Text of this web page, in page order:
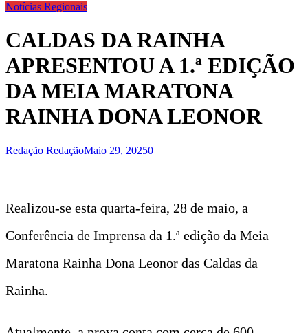
Notícias Regionais
CALDAS DA RAINHA
APRESENTOU A 1.ª EDIÇÃO
DA MEIA MARATONA
RAINHA DONA LEONOR
Redação RedaçãoMaio 29, 20250
Realizou-se esta quarta-feira, 28 de maio, a
Conferência de Imprensa da 1.ª edição da Meia
Maratona Rainha Dona Leonor das Caldas da
Rainha.